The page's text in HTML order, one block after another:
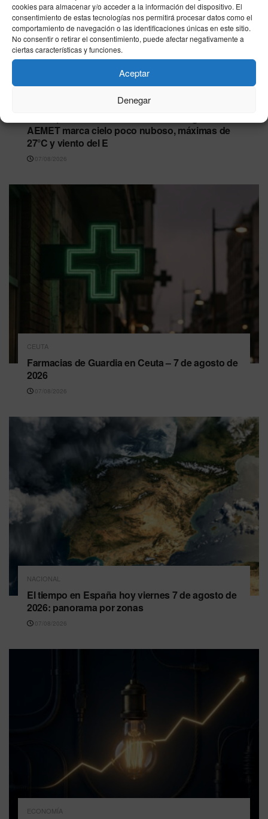
cookies para almacenar y/o acceder a la información del dispositivo. El
consentimiento de estas tecnologías nos permitirá procesar datos como el
comportamiento de navegación o las identificaciones únicas en este sitio.
No consentir o retirar el consentimiento, puede afectar negativamente a
ciertas características y funciones.
Aceptar
Denegar
AEMET marca cielo poco nuboso, máximas de
27°C y viento del E
07/08/2026
CEUTA
Farmacias de Guardia en Ceuta – 7 de agosto de
2026
07/08/2026
NACIONAL
El tiempo en España hoy viernes 7 de agosto de
2026: panorama por zonas
07/08/2026
ECONOMÍA